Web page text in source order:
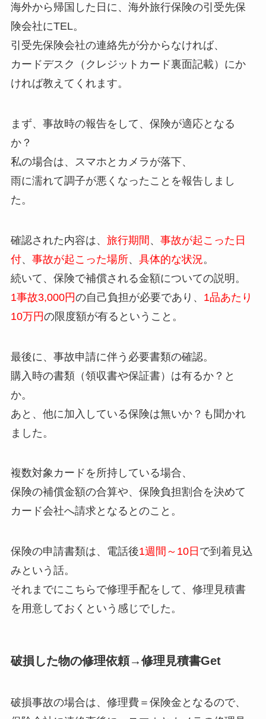
海外から帰国した日に、海外旅行保険の引受先保
険会社にTEL。
引受先保険会社の連絡先が分からなければ、
カードデスク（クレジットカード裏面記載）にか
ければ教えてくれます。
まず、事故時の報告をして、保険が適応となる
か？
私の場合は、スマホとカメラが落下、
雨に濡れて調子が悪くなったことを報告しまし
た。
確認された内容は、 旅行期間 、 事故が起こった日
付、 事故が起こった場所、 具体的な状況。
続いて、保険で補償される金額についての説明。
1事故3,000円の自己負担が必要であり、 1品あたり
10万円の限度額が有るということ。
最後に、事故申請に伴う必要書類の確認。
購入時の書類（領収書や保証書）は有るか？と
か。
あと、他に加入している保険は無いか？も聞かれ
ました。
複数対象カードを所持している場合、
保険の補償金額の合算や、保険負担割合を決めて
カード会社へ請求となるとのこと。
保険の申請書類は、電話後1週間～10日 で到着見込
みという話。
それまでにこちらで修理手配をして、修理見積書
を用意しておくという感じでした。
破損した物の修理依頼→修理見積書Get
破損事故の場合は、修理費＝保険金となるので、